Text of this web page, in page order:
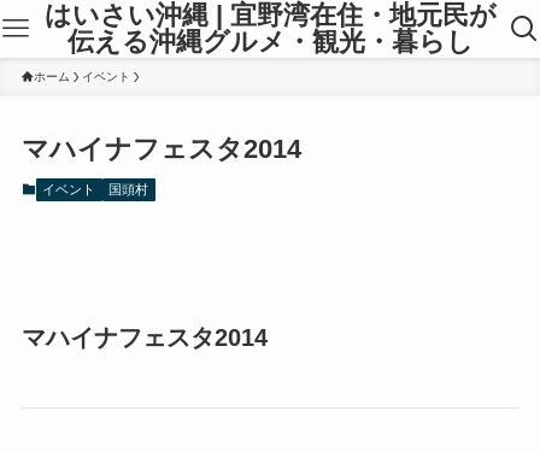
はいさい沖縄 | 宜野湾在住・地元民が
伝える沖縄グルメ・観光・暮らし
ホーム イベント
マハイナフェスタ2014
イベント 国頭村
マハイナフェスタ2014